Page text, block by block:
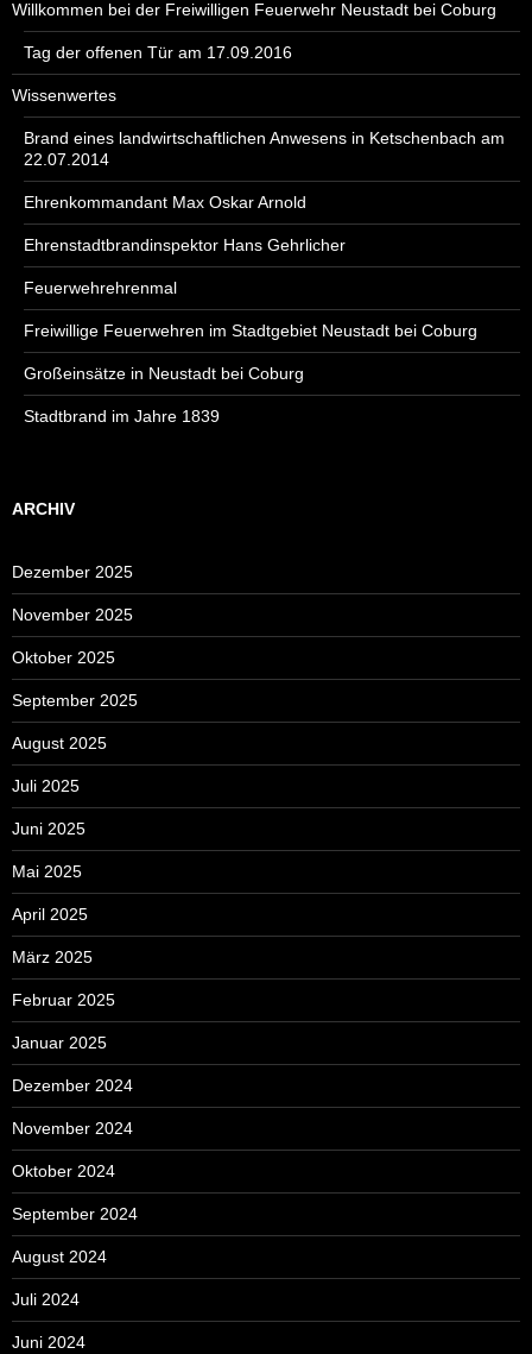
Willkommen bei der Freiwilligen Feuerwehr Neustadt bei Coburg
Tag der offenen Tür am 17.09.2016
Wissenwertes
Brand eines landwirtschaftlichen Anwesens in Ketschenbach am
22.07.2014
Ehrenkommandant Max Oskar Arnold
Ehrenstadtbrandinspektor Hans Gehrlicher
Feuerwehrehrenmal
Freiwillige Feuerwehren im Stadtgebiet Neustadt bei Coburg
Großeinsätze in Neustadt bei Coburg
Stadtbrand im Jahre 1839
ARCHIV
Dezember 2025
November 2025
Oktober 2025
September 2025
August 2025
Juli 2025
Juni 2025
Mai 2025
April 2025
März 2025
Februar 2025
Januar 2025
Dezember 2024
November 2024
Oktober 2024
September 2024
August 2024
Juli 2024
Juni 2024